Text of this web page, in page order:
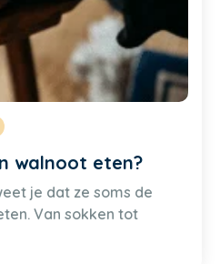
walnoot eten?
je dat ze soms de
Van sokken tot